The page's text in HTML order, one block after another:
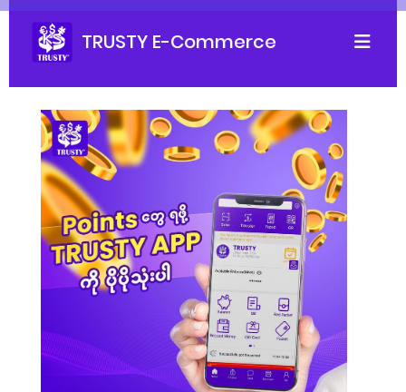
TRUSTY E-Commerce